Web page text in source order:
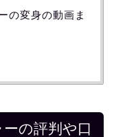
の変身の動画ま
の評判や口